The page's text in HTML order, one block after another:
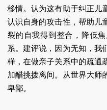
移情。认为这有助于纠正儿
认识自身的攻击性，帮助儿
裂的自我得到整合，降低
系。建评说，因为无知，我
样，在做亲子关系中的疏通
加醋挑拨离间。从世界大师
卑鄙。